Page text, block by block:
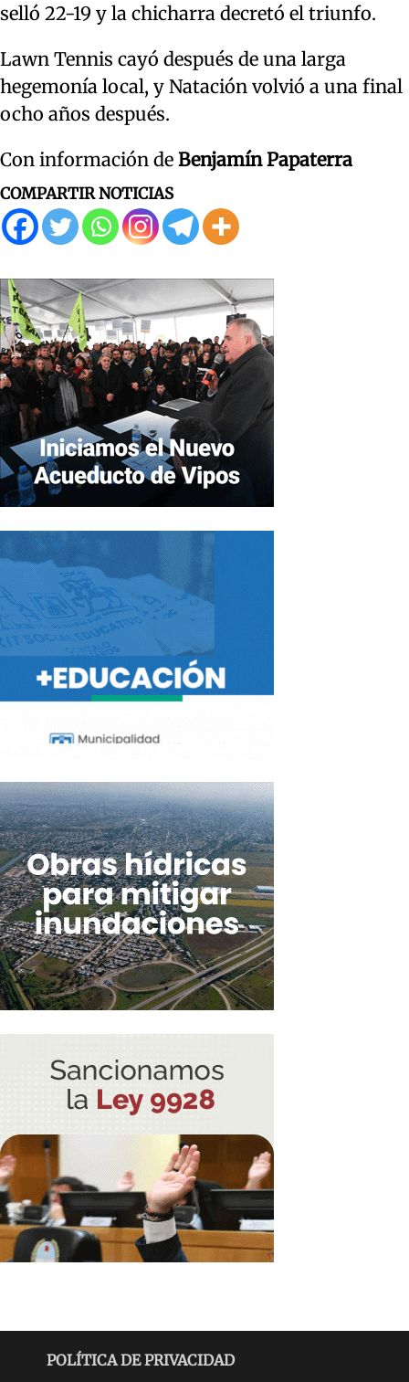
selló 22-19 y la chicharra decretó el triunfo.
Lawn Tennis cayó después de una larga
hegemonía local, y Natación volvió a una final
ocho años después.
Con información de Benjamín Papaterra
COMPARTIR NOTICIAS
POLÍTICA DE PRIVACIDAD